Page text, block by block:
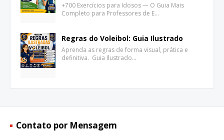
+700 Exercícios para Idosos — O Guia Mais
Completo para Professores de E…
Regras do Voleibol: Guia Ilustrado
Aprenda as regras de forma visual, prática e
definitiva. Guia Ilustrado…
Contato por Mensagem